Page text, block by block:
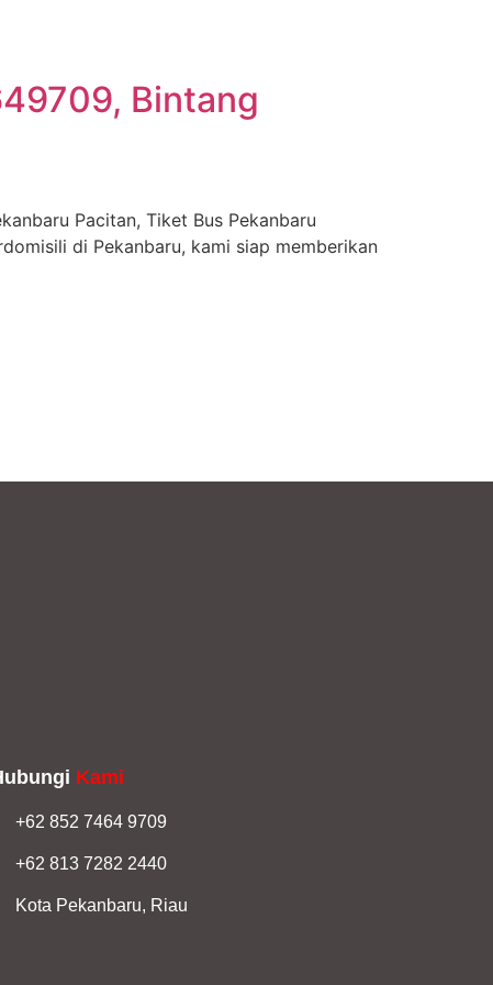
Bintang
Pacitan, Tiket Bus Pekanbaru
di Pekanbaru, kami siap memberikan
Kami
+62 852 7464 9709
+62 813 7282 2440
Kota Pekanbaru, Riau